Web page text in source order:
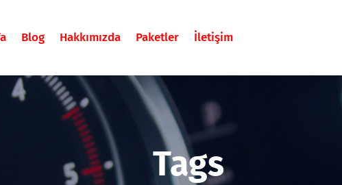
Blog Hakkımızda Paketler İletişim
Tags